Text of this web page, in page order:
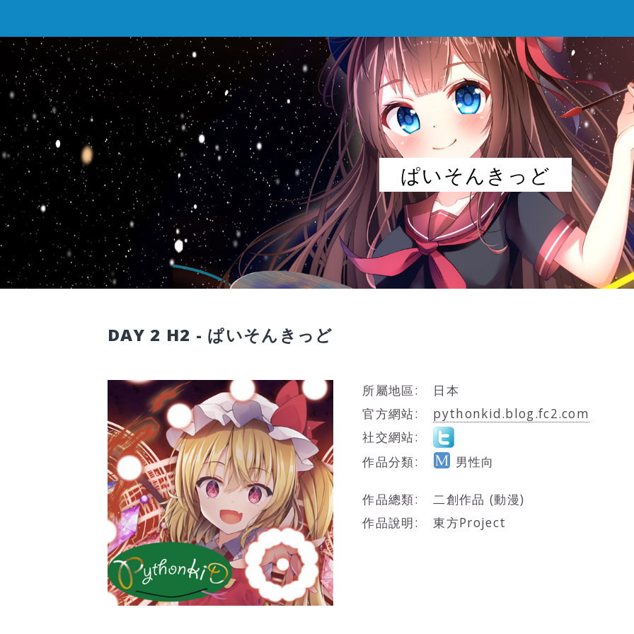
ぱいそんきっど
DAY 2 H2 - ぱいそんきっど
所屬地區:
日本
官方網站:
pythonkid.blog.fc2.com
社交網站:
作品分類:
男性向
作品總類:
二創作品 (動漫)
作品說明:
東方Project